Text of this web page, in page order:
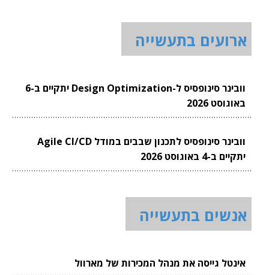
ארועים בתעשייה
וובינר סינופסיס ל-Design Optimization יתקיים ב-6
באוגוסט 2026
וובינר סינופסיס לתכנון שבבים במודל Agile CI/CD
יתקיים ב-4 באוגוסט 2026
אנשים בתעשייה
אינטל גייסה את מנהל המכירות של מארוול